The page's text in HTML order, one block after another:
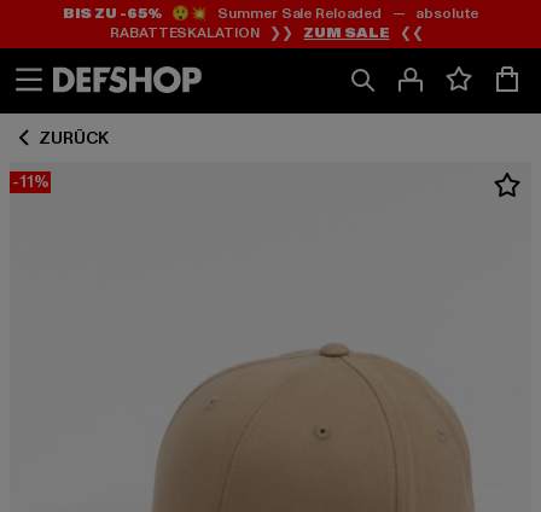
Zum
Inhalt
springen
Zum
Fußzeile
springen
BIS ZU -65%😲💥 Summer Sale Reloaded — absolute
RABATTESKALATION ❯❯ ZUM SALE ❮❮
ZURÜCK
-11%